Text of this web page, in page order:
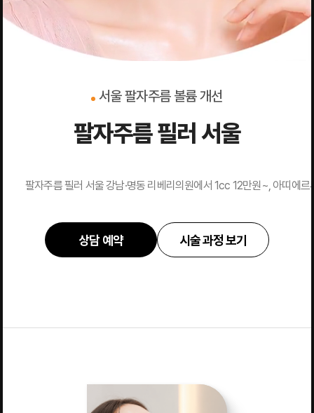
서울 팔자주름 볼륨 개선
팔자주름 필러 서울
팔자주름 필러 서울 강남·명동 리베리의원에서 1cc 12만원~, 아띠에
상담 예약 시술 과정 보기